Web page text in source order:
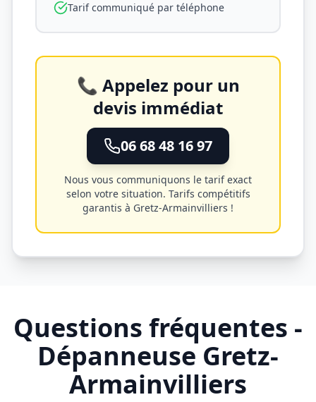
Tarif communiqué par téléphone
📞 Appelez pour un
devis immédiat
06 68 48 16 97
Nous vous communiquons le tarif exact
selon votre situation. Tarifs compétitifs
garantis à Gretz-Armainvilliers !
Questions fréquentes -
Dépanneuse Gretz-
Armainvilliers